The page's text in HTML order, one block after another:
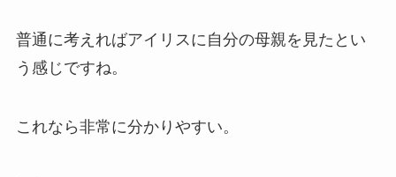
普通に考えればアイリスに自分の母親を見たとい
う感じですね。
これなら非常に分かりやすい。